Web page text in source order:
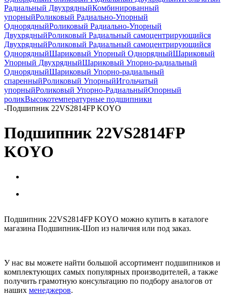
Радиальный ДвухрядныйКомбинированный
упорныйРоликовый Радиально-Упорный
ОднорядныйРоликовый Радиально-Упорный
ДвухрядныйРоликовый Радиальный самоцентрирующийся
ДвухрядныйРоликовый Радиальный самоцентрирующийся
ОднорядныйШариковый Упорный ОднорядныйШариковый
Упорный ДвухрядныйШариковый Упорно-радиальный
ОднорядныйШариковый Упорно-радиальный
спаренныйРоликовый УпорныйИгольчатый
упорныйРоликовый Упорно-РадиальныйОпорный
роликВысокотемпературные подшипники
-Подшипник 22VS2814FP KOYO
Подшипник 22VS2814FP
KOYO
Подшипник 22VS2814FP KOYO можно купить в каталоге
магазина Подшипник-Шоп из наличия или под заказ.
У нас вы можете найти большой ассортимент подшипников и
комплектующих самых популярных производителей, а также
получить грамотную консультацию по подбору аналогов от
наших менеджеров.